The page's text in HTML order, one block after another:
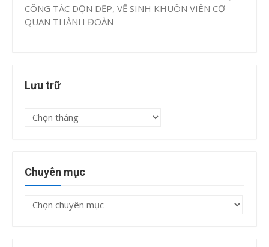
CÔNG TÁC DỌN DẸP, VỆ SINH KHUÔN VIÊN CƠ
QUAN THÀNH ĐOÀN
Lưu trữ
Lưu
Chuyên mục
Chuyên